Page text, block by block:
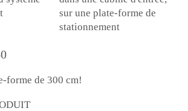
forme de 300 cm!